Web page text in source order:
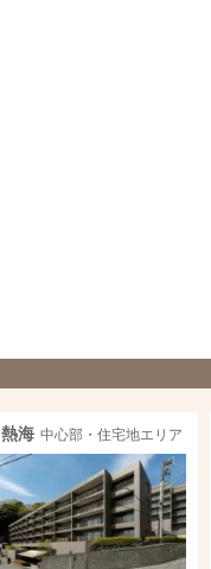
熱海 中心部・住宅地エリア